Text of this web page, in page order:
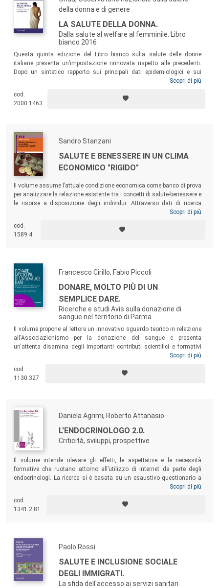
della donna e di genere
LA SALUTE DELLA DONNA.
Dalla salute al welfare al femminile. Libro
bianco 2016
Questa quinta edizione del Libro bianco sulla salute delle donne
italiane presenta un’impostazione rinnovata rispetto alle precedenti.
Dopo un sintetico rapporto sui principali dati epidemiologici e sui
determinanti di salute relativi alla popolazione femminile, il volume
Manifesto sulla salute della donna presentato in Expo 2015 da Onda,
in qualità di partner della società civile.
Scopri di più
cod.
2000.1463
Sandro Stanzani
SALUTE E BENESSERE IN UN CLIMA
ECONOMICO "RIGIDO"
Il volume assume l’attuale condizione economica come banco di prova
per analizzare la relazione esistente tra i concetti di salute-benessere e
le risorse a disposizione degli individui. Attraverso dati di ricerca
empirica quantitativa rilevati, negli anni dal 2009 al 2013, su campioni
descrittivo ed esplicativo circa i nessi tra le risorse economico-sociali e
il benessere soggettivamente percepito.
Scopri di più
cod.
1589.4
Francesco Cirillo, Fabio Piccoli
DONARE, MOLTO PIÙ DI UN
SEMPLICE DARE.
Ricerche e studi Avis sulla donazione di
sangue nel territorio di Parma
Il volume propone al lettore un innovativo sguardo teorico in relazione
all'Associazionismo per la donazione del sangue e presenta
un'attenta disamina degli importanti contributi scientifici e formativi
realizzati negli ultimi anni da Avis provinciale e comunale Parma nel
associativo e utili indicazioni nell'ambito dei sistemi locali e nazionali
per la promozione e sensibilizzazione del gesto oblativo in ambito
Scopri di più
cod.
1130.327
Daniela Agrimi, Roberto Attanasio
L'ENDOCRINOLOGO 2.0.
Criticità, sviluppi, prospettive
Il volume intende rilevare gli effetti, le aspettative e le necessità
formative che ruotano attorno all’utilizzo di internet da parte degli
endocrinologi. La ricerca si è basata su un esaustivo questionario a
cui hanno risposto centinaia di endocrinologi afferenti all’AME. Ne
innovazioni, con alcune aree di possibili miglioramenti. Una
professione che comunque è del tutto disponibile a mettersi in gioco
Scopri di più
cod.
1341.2.81
Paolo Rossi
SALUTE E INCLUSIONE SOCIALE
DEGLI IMMIGRATI.
La sfida dell'accesso ai servizi sanitari